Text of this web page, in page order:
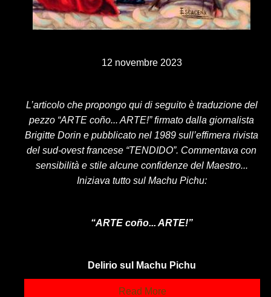
12 novembre 2023
L’articolo che propongo qui di seguito è traduzione del
pezzo “ARTE coño... ARTE!” firmato dalla giornalista
Brigitte Dorin e pubblicato nel 1989 sull’effimera rivista
del sud-ovest francese “TENDIDO”. Commentava con
sensibilità e stile alcune confidenze del Maestro...
Iniziava tutto sul Machu Pichu:
“ARTE coño... ARTE!”
Delirio sul Machu Pichu
Read More